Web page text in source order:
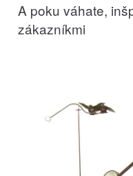
A poku váhate,
zákazníkmi